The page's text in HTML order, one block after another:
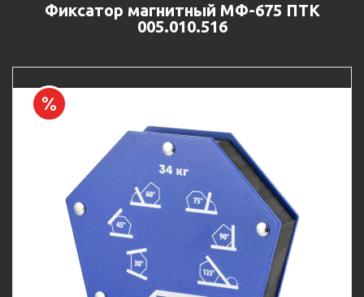
Фиксатор магнитный МФ-675 ПТК
005.010.516